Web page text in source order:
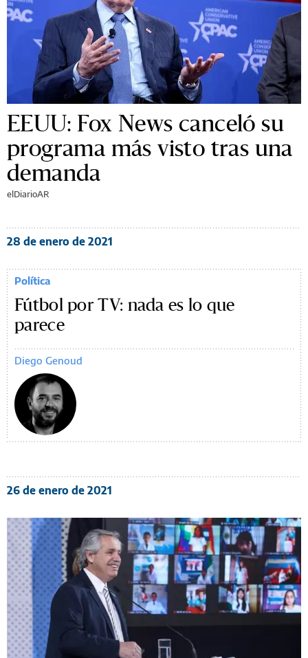
EEUU: Fox News canceló su
programa más visto tras una
demanda
elDiarioAR
28 de enero de 2021
Política
Fútbol por TV: nada es lo que
parece
Diego Genoud
26 de enero de 2021